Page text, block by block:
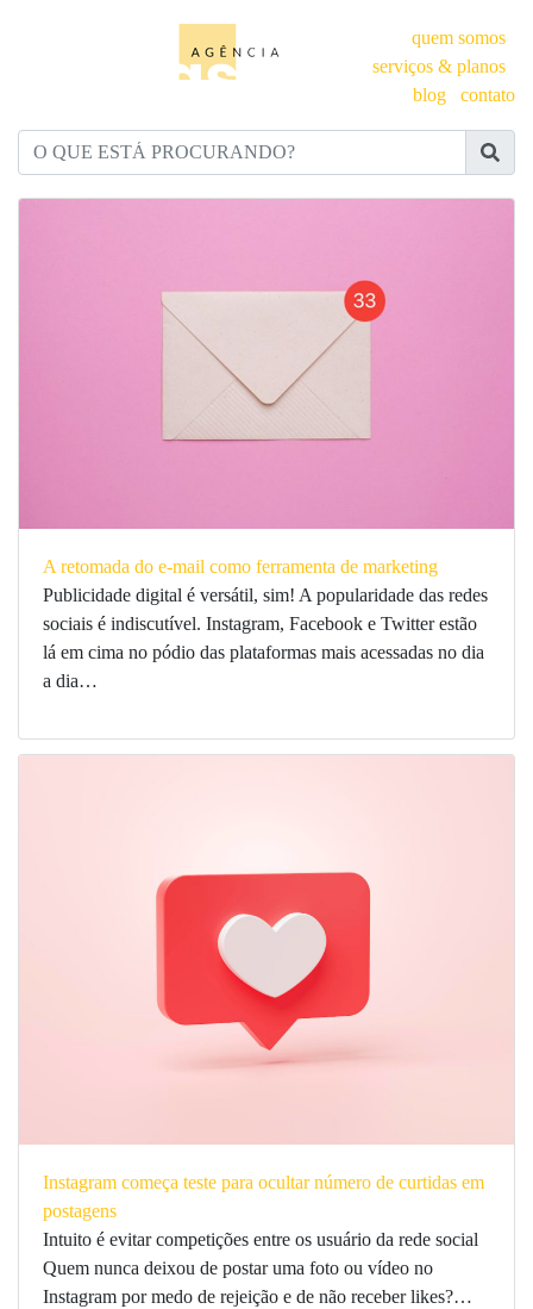
quem somos
serviços & planos
blog
contato
O QUE ESTÁ PROCURANDO?
A retomada do e-mail como ferramenta de marketing
Publicidade digital é versátil, sim! A popularidade das redes
sociais é indiscutível. Instagram, Facebook e Twitter estão
lá em cima no pódio das plataformas mais acessadas no dia
a dia…
Instagram começa teste para ocultar número de curtidas em
postagens
Intuito é evitar competições entre os usuário da rede social
Quem nunca deixou de postar uma foto ou vídeo no
Instagram por medo de rejeição e de não receber likes?…